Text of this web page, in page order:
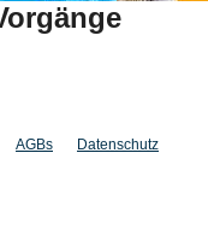
AGBs Datenschutz